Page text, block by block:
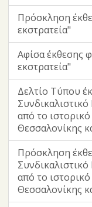
Πρόσκληση
εκστρατεία"
Αφίσα έκθεσης
εκστρατεία"
Δελτίο Τύπου
από το
Θεσσαλονίκης
Πρόσκληση
από το
Θεσσαλονίκης